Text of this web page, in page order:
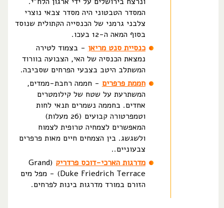
המסדר הטבטוני היה מסדר צבאי נוצרי
צלבני גרמני של הכנסייה הקתולית שנוסד
בסוף המאה ה-12 בעכו.
כנסיית סנט מריאן - בצמוד לטירה
נמצאת הכנסיה של האי, הצבועה בוורוד
המשתלב היטב בצבעי הפרחים שסביבה.
חממת פרפרים - חממה רחבת-ממדים,
המשתרעת על שטח של קילומטרים
אחדים. בחממה נשמרים תנאי לחות
וטמפרטורה קבועים (26 מעלות)
המאפשרים לצמחיה טרופית לצמוח
ולשגשג. בין הצמחים חיים מאות פרפרים
צבעוניים..
מדרגות הארכי-דוכס פרדריק (Grand
Duke Friedrich Terrace) - מפל מים
הזורם במורד מדרגות בינות לפרחים.